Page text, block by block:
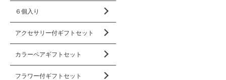
６個入り
アクセサリー付ギフトセット
カラーペアギフトセット
フラワー付ギフトセット